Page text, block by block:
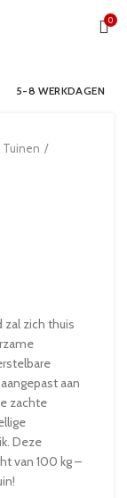
0
5-8 WERKDAGEN
Tuinen
zal zich thuis
aan
zachte
Deze
van 100 kg –